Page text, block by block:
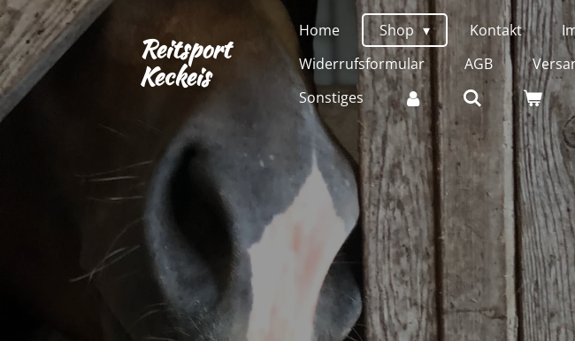
Zum
Hauptinhalt
springen
Reitsport
Keckeis
Home Shop Kontakt
Widerrufsformular
AGB
Sonstiges